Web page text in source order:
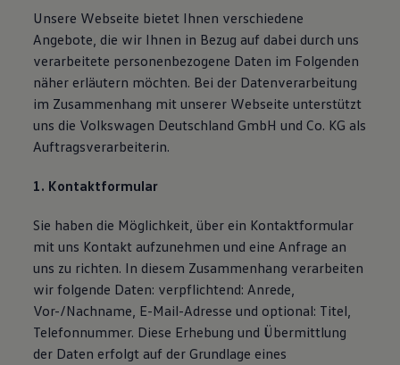
Bulli Magazin
Fahrzeugabholung ab Werk
Uptime
Unsere Webseite bietet Ihnen verschiedene
Angebote, die wir Ihnen in Bezug auf dabei durch uns
verarbeitete personenbezogene Daten im Folgenden
näher erläutern möchten. Bei der Datenverarbeitung
im Zusammenhang mit unserer Webseite unterstützt
uns die Volkswagen Deutschland GmbH und Co. KG als
Auftragsverarbeiterin.
1. Kontaktformular
Sie haben die Möglichkeit, über ein Kontaktformular
mit uns Kontakt aufzunehmen und eine Anfrage an
uns zu richten. In diesem Zusammenhang verarbeiten
wir folgende Daten: verpflichtend: Anrede,
Vor-/Nachname, E-Mail-Adresse und optional: Titel,
Telefonnummer. Diese Erhebung und Übermittlung
der Daten erfolgt auf der Grundlage eines